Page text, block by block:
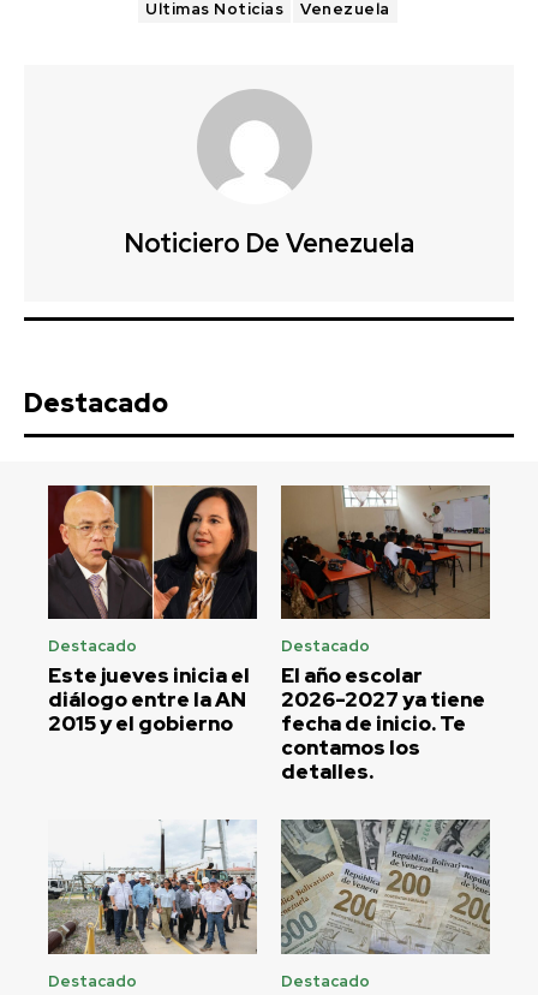
Ultimas Noticias Venezuela
Noticiero De Venezuela
Destacado
Destacado
Este jueves inicia el
diálogo entre la AN
2015 y el gobierno
Destacado
El año escolar
2026-2027 ya tiene
fecha de inicio. Te
contamos los
detalles.
Destacado Destacado